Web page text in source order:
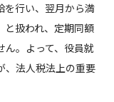
を行い、翌月から満
と扱われ、定期同額
。よって、役員就
、法人税法上の重要